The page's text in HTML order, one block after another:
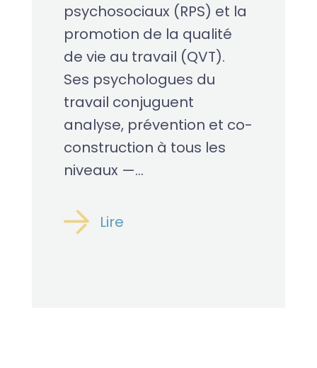
psychosociaux (RPS) et la
promotion de la qualité
de vie au travail (QVT).
Ses psychologues du
travail conjuguent
analyse, prévention et co-
construction à tous les
niveaux —...
Lire